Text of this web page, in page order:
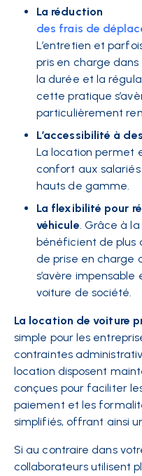
La réduction
des frais de
L’entretien et
pris en charge
la durée et la
cette pratique
particulièrement
L’accessibilité à
La location permet
confort aux
hauts de gamme.
La flexibilité pour
véhicule. Grâce à
bénéficient de plus
de prise en charge
s’avère impensable
voiture de société.
La location de voiture
simple pour les
contraintes
location disposent
conçues pour faciliter
paiement et les
simplifiés, offrant ainsi
Si au contraire dans
collaborateurs utilisent